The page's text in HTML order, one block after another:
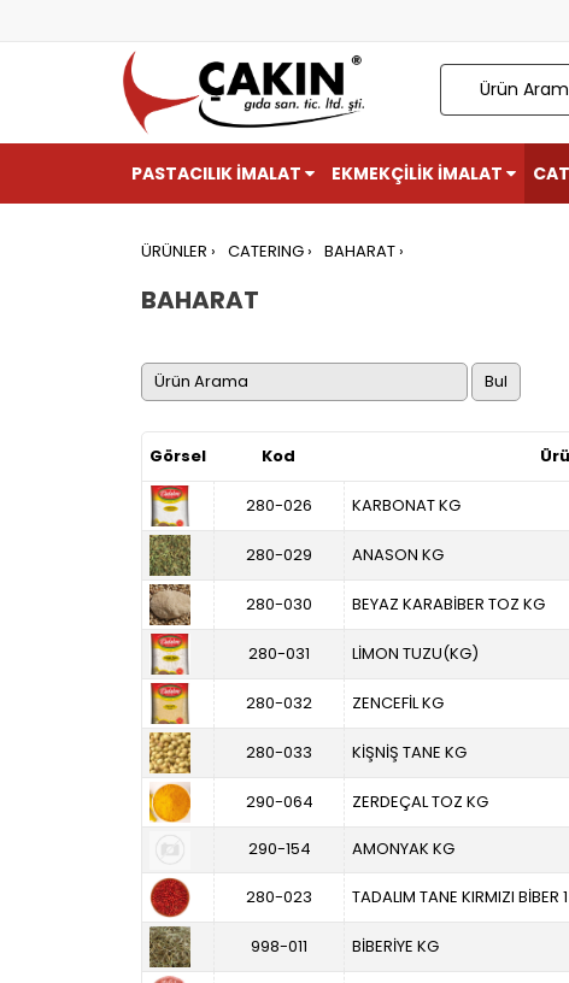
PASTACILIK İMALAT EKMEKÇİLİK İMALAT
ÜRÜNLER › CATERING › BAHARAT ›
BAHARAT
Görsel Kod
280-026 KARBONAT KG
280-029 ANASON KG
280-030 BEYAZ KARABİBER TOZ KG
280-031 LİMON TUZU(KG)
280-032 ZENCEFİL KG
280-033 KİŞNİŞ TANE KG
290-064 ZERDEÇAL TOZ KG
290-154 AMONYAK KG
280-023 TADALIM TANE KIRMIZI BİBER
998-011 BİBERİYE KG